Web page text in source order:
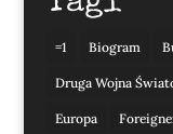
=1 Biogram
Druga Wojna
Europa